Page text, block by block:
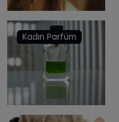
Kadın Parfüm